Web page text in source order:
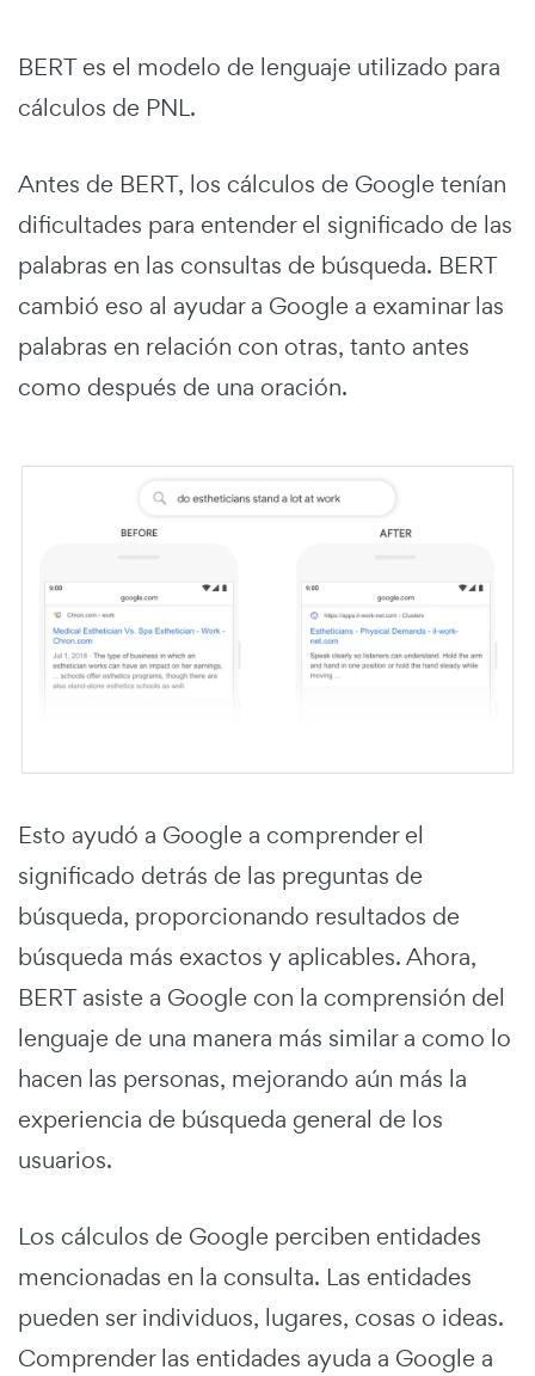
BERT es el modelo de lenguaje utilizado para
cálculos de PNL.
Antes de BERT, los cálculos de Google tenían
dificultades para entender el significado de las
palabras en las consultas de búsqueda. BERT
cambió eso al ayudar a Google a examinar las
palabras en relación con otras, tanto antes
como después de una oración.
Esto ayudó a Google a comprender el
significado detrás de las preguntas de
búsqueda, proporcionando resultados de
búsqueda más exactos y aplicables. Ahora,
BERT asiste a Google con la comprensión del
lenguaje de una manera más similar a como lo
hacen las personas, mejorando aún más la
experiencia de búsqueda general de los
usuarios.
Los cálculos de Google perciben entidades
mencionadas en la consulta. Las entidades
pueden ser individuos, lugares, cosas o ideas.
Comprender las entidades ayuda a Google a